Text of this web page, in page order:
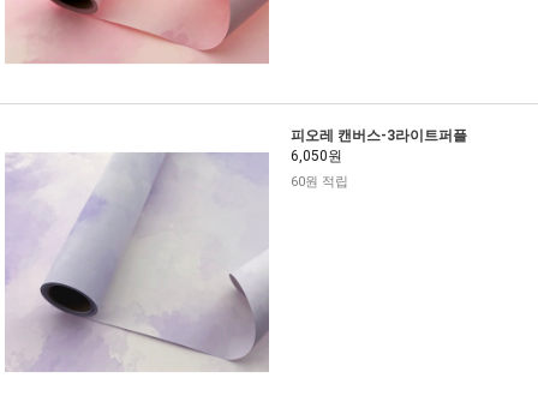
피오레 캔버스-3라이트퍼플
6,050원
60원 적립